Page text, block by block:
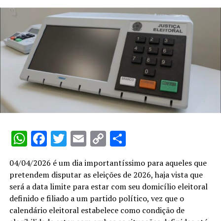
WhatsApp
Facebook
Twitter
Email
CopyShare
04/04/2026 é um dia importantíssimo para aqueles que
pretendem disputar as eleições de 2026, haja vista que
será a data limite para estar com seu domicílio eleitoral
definido e filiado a um partido político, vez que o
calendário eleitoral estabelece como condição de